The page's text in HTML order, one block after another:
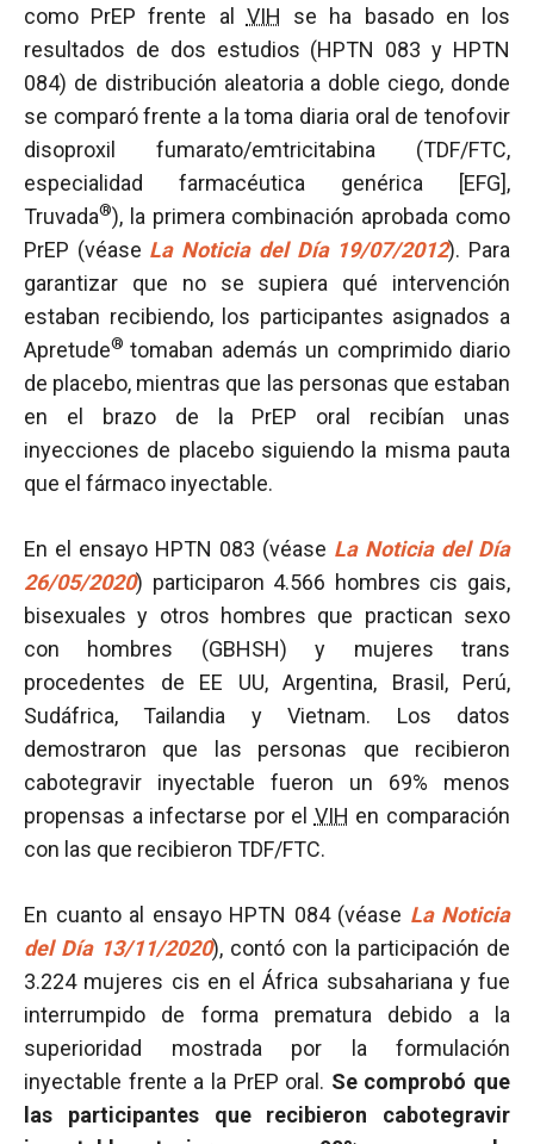
como PrEP frente al VIH se ha basado en los
resultados de dos estudios (HPTN 083 y HPTN
084) de distribución aleatoria a doble ciego, donde
se comparó frente a la toma diaria oral de tenofovir
disoproxil fumarato/emtricitabina (TDF/FTC,
especialidad farmacéutica genérica [EFG],
Truvada®), la primera combinación aprobada como
PrEP (véase La Noticia del Día 19/07/2012). Para
garantizar que no se supiera qué intervención
estaban recibiendo, los participantes asignados a
Apretude®tomaban además un comprimido diario
de placebo, mientras que las personas que estaban
en el brazo de la PrEP oral recibían unas
inyecciones de placebo siguiendo la misma pauta
que el fármaco inyectable.
En el ensayo HPTN 083 (véase La Noticia del Día
26/05/2020) participaron 4.566 hombres cis gais,
bisexuales y otros hombres que practican sexo
con hombres (GBHSH) y mujeres trans
procedentes de EE UU, Argentina, Brasil, Perú,
Sudáfrica, Tailandia y Vietnam. Los datos
demostraron que las personas que recibieron
cabotegravir inyectable fueron un 69% menos
propensas a infectarse por el VIH en comparación
con las que recibieron TDF/FTC.
En cuanto al ensayo HPTN 084 (véase La Noticia
del Día 13/11/2020), contó con la participación de
3.224 mujeres cis en el África subsahariana y fue
interrumpido de forma prematura debido a la
superioridad mostrada por la formulación
inyectable frente a la PrEP oral. Se comprobó que
las participantes que recibieron cabotegravir